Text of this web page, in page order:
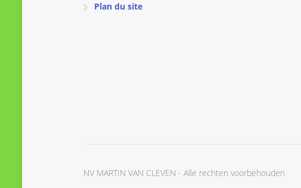
Plan du site
NV MARTIN VAN CLEVEN - Alle rechten voorbehouden